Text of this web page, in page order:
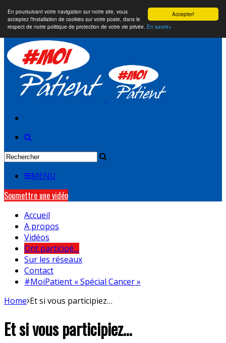
Accepter!
En poursuivant votre navigation sur notre site, vous
acceptez l’installation de cookies sur votre poste, dans le
respect de notre politique de protection de votre vie privée. En savoir+
MENU
Soumettre une vidéo
Accueil
A propos
Vidéos
Ont participé…
Sur les réseaux
Contact
#MoiPatient « Spécial Cancer »
Home Et si vous participiez…
Et si vous participiez…